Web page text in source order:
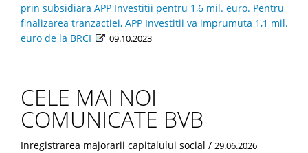
prin subsidiara APP Investitii pentru 1,6 mil. euro. Pentru
finalizarea tranzactiei, APP Investitii va imprumuta 1,1 mil.
euro de la BRCI
09.10.2023
CELE MAI NOI
COMUNICATE BVB
Inregistrarea majorarii capitalului social / 29.06.2026